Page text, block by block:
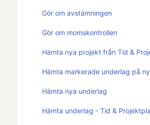
Gör om avstämningen
Gör om momskontrollen
Hämta nya projekt från Tid &
Hämta markerade underlag på
Hämta nya underlag
Hämta underlag - Tid &